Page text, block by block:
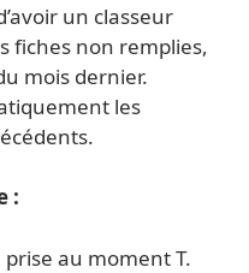
un classeur
fiches non remplies,
mois dernier.
les
:
au moment T.